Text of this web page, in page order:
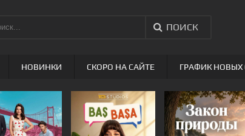
ПОИСК
НОВИНКИ СКОРО НА САЙТЕ ГРАФИК НОВЫХ